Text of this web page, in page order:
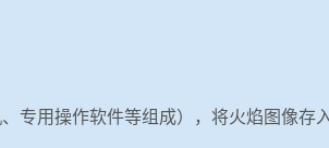
专用操作软件等组成），将火焰图像存